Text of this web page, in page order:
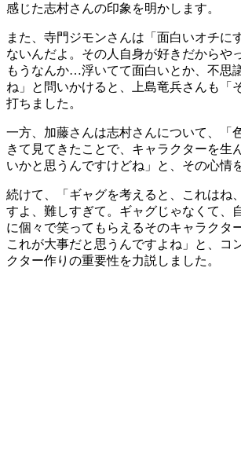
感じた志村さんの印象を明かします。
また、寺門ジモンさんは「面白いオチに
ないんだよ。その人自身が好きだからや
もうなんか…浮いてて面白いとか、不思
ね」と問いかけると、上島竜兵さんも「
打ちました。
一方、加藤さんは志村さんについて、「
きて見てきたことで、キャラクターを生
いかと思うんですけどね」と、その心情
続けて、「ギャグを考えると、これはね
すよ、難しすぎて。ギャグじゃなくて、
に個々で笑ってもらえるそのキャラクタ
これが大事だと思うんですよね」と、コ
クター作りの重要性を力説しました。